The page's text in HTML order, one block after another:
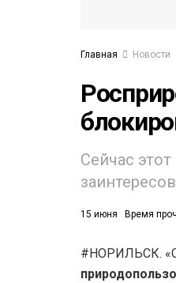
Главная Новости
Сейчас
15 июня Время
#НОРИЛЬСК.